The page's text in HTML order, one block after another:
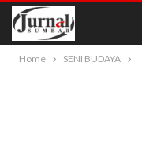
Home SENI BUDAYA